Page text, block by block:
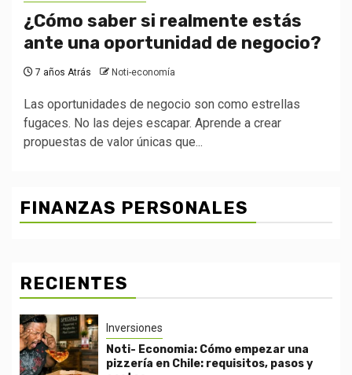
¿Cómo saber si realmente estás
ante una oportunidad de negocio?
7 años Atrás Noti-economía
Las oportunidades de negocio son como estrellas
fugaces. No las dejes escapar. Aprende a crear
propuestas de valor únicas que...
FINANZAS PERSONALES
RECIENTES
Inversiones
Noti- Economia: Cómo empezar una
pizzería en Chile: requisitos, pasos y